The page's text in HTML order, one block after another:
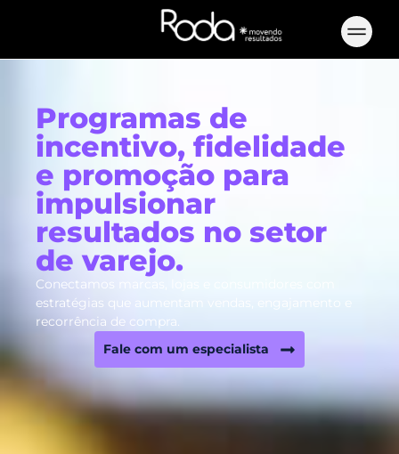
Programas de
incentivo, fidelidade
e promoção para
impulsionar
resultados no setor
de varejo.
Conectamos marcas, lojas e consumidores com
estratégias que aumentam vendas, engajamento e
recorrência de compra.
Fale com um especialista